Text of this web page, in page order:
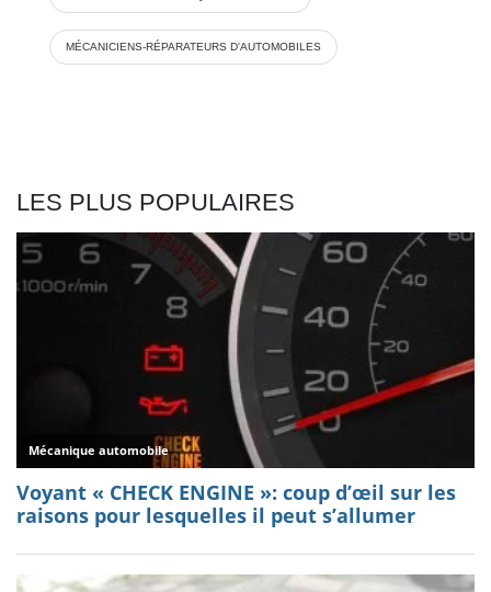
MÉCANICIENS-RÉPARATEURS D'AUTOMOBILES
LES PLUS POPULAIRES